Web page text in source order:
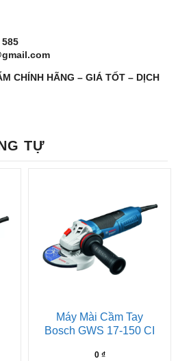
CHÍNH HÃNG – GIÁ TỐT – DỊCH
TỰ
Máy Mài Cầm Tay
Bosch GWS 17-150 CI
0 ₫